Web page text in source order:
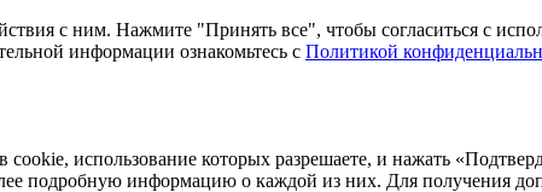
с ним. Нажмите "Принять все", чтобы согласиться с
информации ознакомьтесь с Политикой
использование которых разрешаете, и нажать
подробную информацию о каждой из них. Для получения